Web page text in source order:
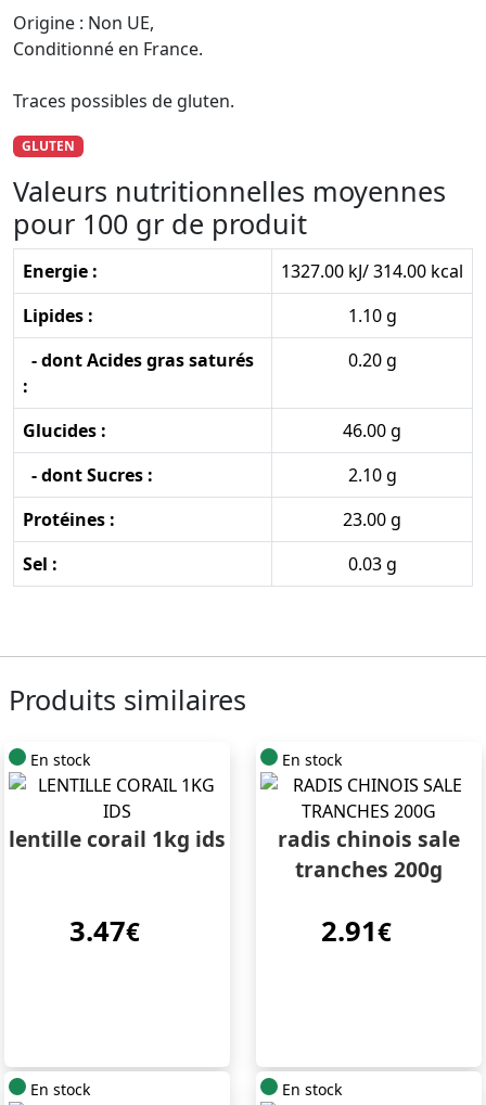
Origine : Non UE,
Conditionné en France.
Traces possibles de gluten.
GLUTEN
Valeurs nutritionnelles moyennes
pour 100 gr de produit
Energie :
1327.00 kJ/ 314.00 kcal
Lipides :
1.10 g
- dont Acides gras saturés
:
0.20 g
Glucides :
46.00 g
- dont Sucres :
2.10 g
Protéines :
23.00 g
Sel :
0.03 g
Produits similaires
En stock
lentille corail 1kg ids
3.47€
En stock
radis chinois sale
tranches 200g
2.91€
En stock En stock